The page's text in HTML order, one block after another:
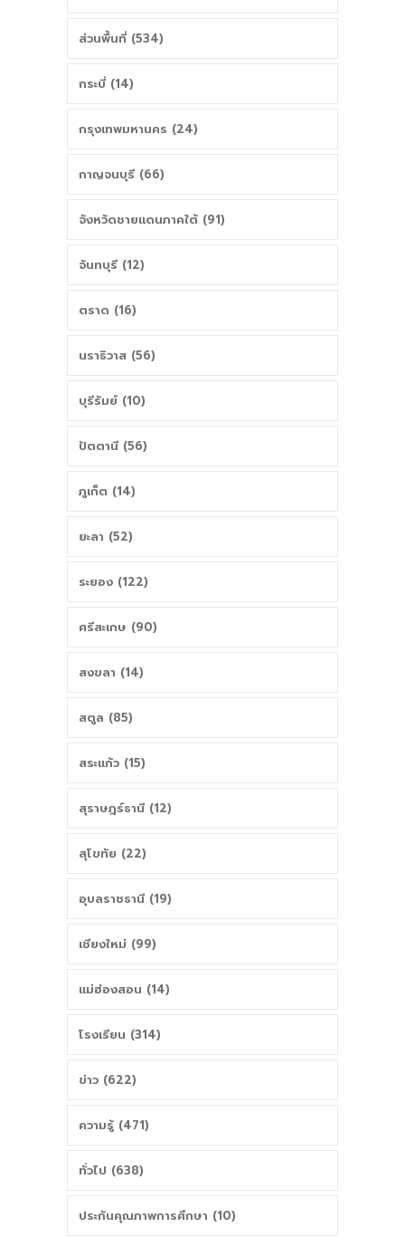
ส่วนพื้นที่ (534)
กระบี่ (14)
กรุงเทพมหานคร (24)
กาญจนบุรี (66)
จังหวัดชายแดนภาคใต้ (91)
จันทบุรี (12)
ตราด (16)
นราธิวาส (56)
บุรีรัมย์ (10)
ปัตตานี (56)
ภูเก็ต (14)
ยะลา (52)
ระยอง (122)
ศรีสะเกษ (90)
สงขลา (14)
สตูล (85)
สระแก้ว (15)
สุราษฎร์ธานี (12)
สุโขทัย (22)
อุบลราชธานี (19)
เชียงใหม่ (99)
แม่ฮ่องสอน (14)
โรงเรียน (314)
ข่าว (622)
ความรู้ (471)
ทั่วไป (638)
ประกันคุณภาพการศึกษา (10)